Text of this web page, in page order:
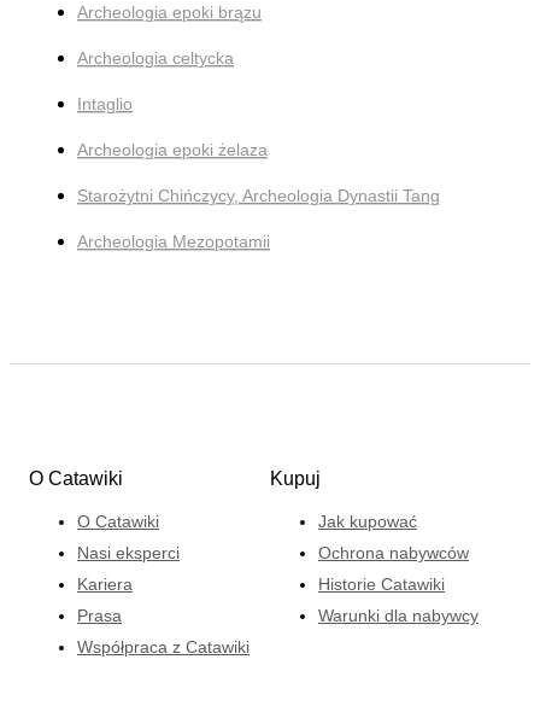
Archeologia epoki brązu
Archeologia celtycka
Intaglio
Archeologia epoki żelaza
Starożytni Chińczycy, Archeologia Dynastii Tang
Archeologia Mezopotamii
O Catawiki
O Catawiki
Nasi eksperci
Kariera
Prasa
Współpraca z Catawiki
Kupuj
Jak kupować
Ochrona nabywców
Historie Catawiki
Warunki dla nabywcy